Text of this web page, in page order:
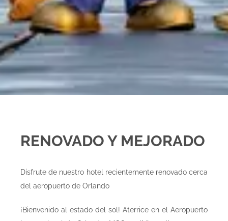
RENOVADO Y MEJORADO
Disfrute de nuestro hotel recientemente renovado cerca
del aeropuerto de Orlando
¡Bienvenido al estado del sol! Aterrice en el Aeropuerto